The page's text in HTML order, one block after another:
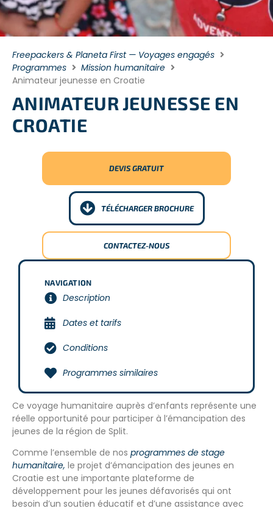
Freepackers & Planeta First — Voyages engagés
Programmes
Mission humanitaire
Animateur jeunesse en Croatie
ANIMATEUR JEUNESSE EN
CROATIE
DEVIS GRATUIT
TÉLÉCHARGER BROCHURE
CONTACTEZ-NOUS
NAVIGATION
Description
Dates et tarifs
Conditions
Programmes similaires
Ce voyage humanitaire auprès d’enfants représente une
réelle opportunité pour participer à l’émancipation des
jeunes de la région de Split.
Comme l’ensemble de nos programmes de stage
humanitaire, le projet d’émancipation des jeunes en
Croatie est une importante plateforme de
développement pour les jeunes défavorisés qui ont
besoin d’un soutien éducatif et d’une assistance avec